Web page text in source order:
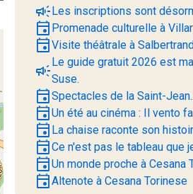
campaignLes inscriptions sont
event Promenade culturelle à
eventVisite théâtrale à
campaignLe guide gratuit 2026 est
Suse.
eventSpectacles de la Saint-
eventUn été au cinéma : Il vento
event La chaise raconte son
eventCe n'est pas le tableau que
eventUn monde proche à Cesana
eventAltenote à Cesana Torinese